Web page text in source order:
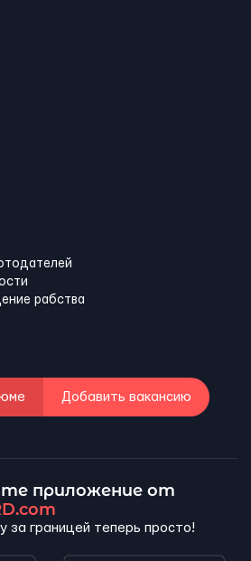
рабства
Добавить вакансию
приложение от
за границей теперь просто!